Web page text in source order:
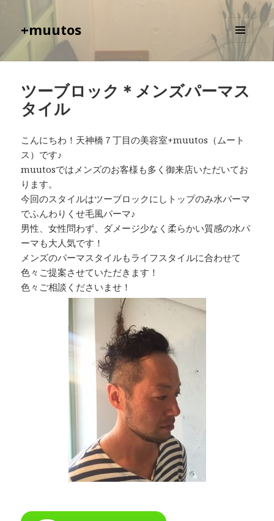
+muutos
メニュ
ーとウ
ツーブロック＊メンズパーマス
タイル
こんにちわ！天神橋７丁目の美容室+muutos（ムート
ス）です♪
muutosではメンズのお客様も多く御来店いただいてお
ります。
今回のスタイルはツーブロックにしトップのみ水パーマ
でふんわりくせ毛風パーマ♪
男性、女性問わず、ダメージ少なく柔らかい質感の水パ
ーマも大人気です！
メンズのパーマスタイルもライフスタイルに合わせて
色々ご提案させていただきます！
色々ご相談くださいませ！